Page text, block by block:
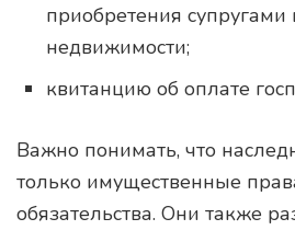
приобретения
недвижимости;
квитанцию об оплате
Важно понимать, что
только имущественные
обязательства. Они также